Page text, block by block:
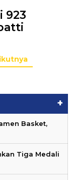
923
+
Basket,
Tiga Medali